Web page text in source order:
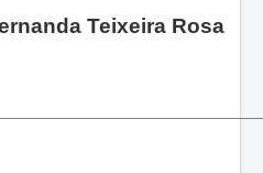
Teixeira Rosa